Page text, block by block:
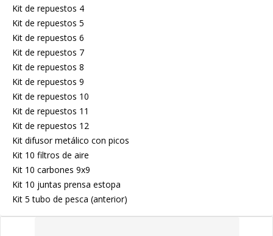
Kit de repuestos 4
Kit de repuestos 5
Kit de repuestos 6
Kit de repuestos 7
Kit de repuestos 8
Kit de repuestos 9
Kit de repuestos 10
Kit de repuestos 11
Kit de repuestos 12
Kit difusor metálico con picos
Kit 10 filtros de aire
Kit 10 carbones 9x9
Kit 10 juntas prensa estopa
Kit 5 tubo de pesca (anterior)